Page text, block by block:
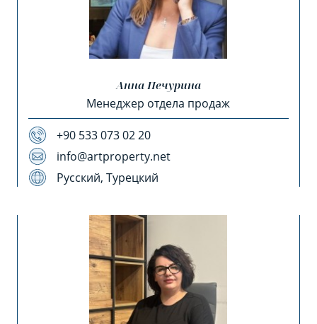
Анна Печурина
Менеджер отдела продаж
+90 533 073 02 20
info@artproperty.net
Русский, Турецкий